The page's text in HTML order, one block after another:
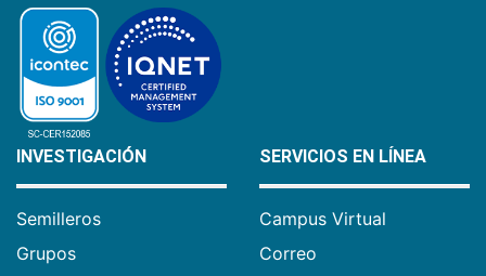
INVESTIGACIÓN
Semilleros
Grupos
SERVICIOS EN LÍNEA
Campus Virtual
Correo